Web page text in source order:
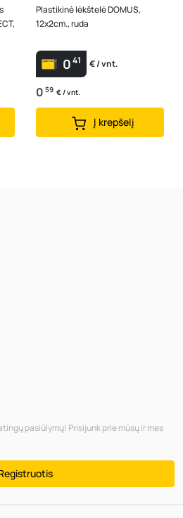
Plastikinė lėkštelė DOMUS,
12x2cm., ruda
041 € / vnt.
0 59 € / vnt.
Į krepšelį
pasiūlymų! Prisijunk prie mūsų ir mes